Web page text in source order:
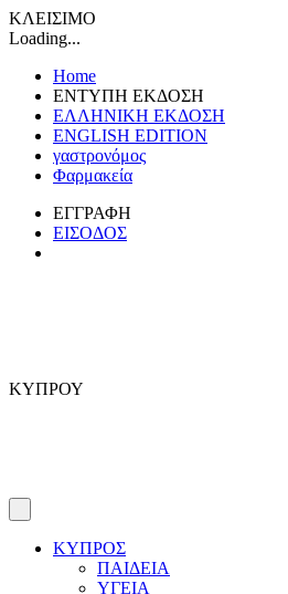
ΚΛΕΙΣΙΜΟ
Loading...
Home
ΕΝΤΥΠΗ ΕΚΔΟΣΗ
ΕΛΛΗΝΙΚΗ ΕΚΔΟΣΗ
ENGLISH EDITION
γαστρονόμος
Φαρμακεία
ΕΓΓΡΑΦΗ
ΕΙΣΟΔΟΣ
ΚΥΠΡΟΥ
ΚΥΠΡΟΣ
ΠΑΙΔΕΙΑ
ΥΓΕΙΑ